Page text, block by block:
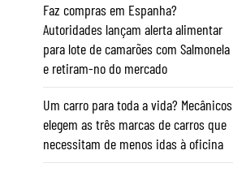
Faz compras em Espanha?
Autoridades lançam alerta alimentar
para lote de camarões com Salmonela
e retiram-no do mercado
Um carro para toda a vida? Mecânicos
elegem as três marcas de carros que
necessitam de menos idas à oficina